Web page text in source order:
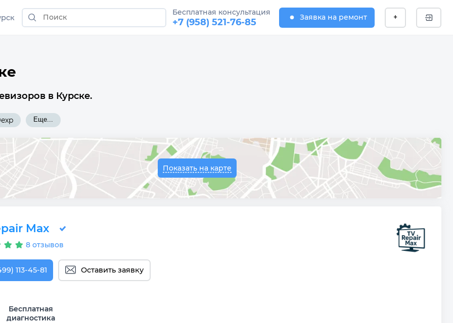
Бесплатная консультация
+7 (958) 521-76-85 Заявка на ремонт +
в Курске.
Еще...
Показать на карте
Max
8 отзывов
113-45-81 Оставить заявку
Бесплатная
диагностика